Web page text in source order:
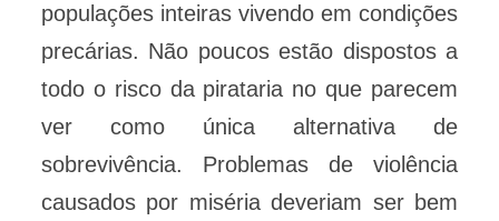
populações inteiras vivendo em condições
precárias. Não poucos estão dispostos a
todo o risco da pirataria no que parecem
ver como única alternativa de
sobrevivência. Problemas de violência
causados por miséria deveriam ser bem